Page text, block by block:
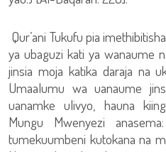
Qur’ani Tukufu pia
ya ubaguzi kati ya wanaume
jinsia moja katika daraja na
Umaalumu wa uanaume
uanamke ulivyo, hauna
Mungu Mwenyezi
tumekuumbeni kutokana na